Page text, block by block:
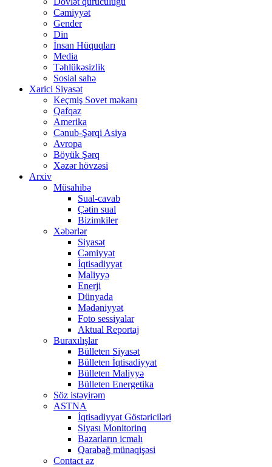
Cəmiyyət
Gender
Din
İnsan Hüquqları
Media
Təhlükəsizlik
Sosial sahə
Xarici Siyasət
Keçmiş Sovet məkanı
Qafqaz
Amerika
Cənub-Şərqi Asiya
Avropa
Böyük Şərq
Xəzər hövzəsi
Arxiv
Müsahibə
Sual-cavab
Çətin sual
Bizimkiler
Xəbərlər
Siyasət
Cəmiyyət
İqtisadiyyat
Maliyyə
Enerji
Dünyada
Mədəniyyət
Foto sessiyalar
Aktual Reportaj
Buraxılışlar
Bülleten Siyasət
Bülleten İqtisadiyyat
Bülleten Maliyyə
Bülleten Energetika
Söz istəyirəm
ASTNA
İqtisadiyyat Göstəriciləri
Siyası Monitorinq
Bazarların icmalı
Qarabağ münaqişəsi
Contact az